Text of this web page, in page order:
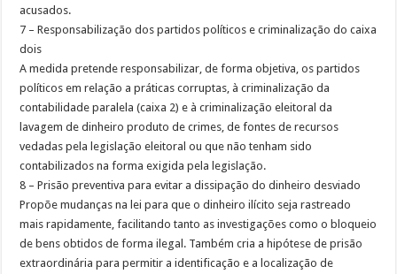
acusados.
7 – Responsabilização dos partidos políticos e criminalização do caixa
dois
A medida pretende responsabilizar, de forma objetiva, os partidos
políticos em relação a práticas corruptas, à criminalização da
contabilidade paralela (caixa 2) e à criminalização eleitoral da
lavagem de dinheiro produto de crimes, de fontes de recursos
vedadas pela legislação eleitoral ou que não tenham sido
contabilizados na forma exigida pela legislação.
8 – Prisão preventiva para evitar a dissipação do dinheiro desviado
Propõe mudanças na lei para que o dinheiro ilícito seja rastreado
mais rapidamente, facilitando tanto as investigações como o bloqueio
de bens obtidos de forma ilegal. Também cria a hipótese de prisão
extraordinária para permitir a identificação e a localização de